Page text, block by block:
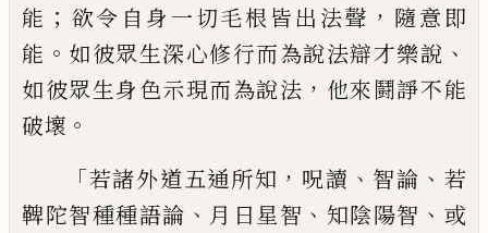
能 ； 欲令自身一切毛根皆出法聲 ， 隨意即
能 。 如彼眾生深心修行而為說法辯才樂說 、
如彼眾生身色示現而為說法 ， 他來鬪諍不能
破壞 。
「若諸外道五通所知 ， 呪讀 、 智論 、 若
鞞陀智種種語論 、 月日星智 、 知陰陽智 、 或